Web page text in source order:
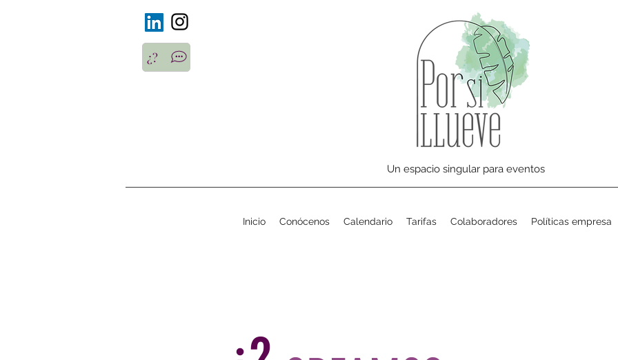
¿?
Un espacio singular para eventos
Inicio Conócenos Calendario Tarifas Colaboradores Políticas empresa